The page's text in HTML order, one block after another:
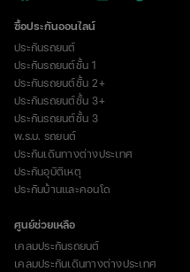
ซื้อประกันออนไลน์
ประกันรถยนต์
ประกันรถยนต์ชั้น 1
ประกันรถยนต์ชั้น 2+
ประกันรถยนต์ชั้น 3+
ประกันรถยนต์ชั้น 3
พ.ร.บ. รถยนต์
ประกันเดินทางต่างประเทศ
ประกันอุบัติเหตุ
ประกันบ้านและคอนโด
ศูนย์ช่วยเหลือ
เคลมประกันรถยนต์
เคลมประกันเดินทางต่างประเทศ